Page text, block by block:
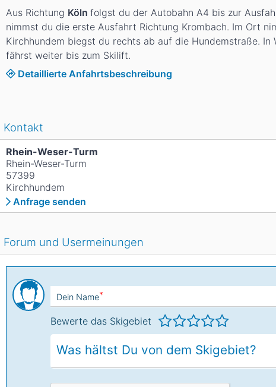
Aus Richtung Köln folgst du der Autobahn A4 bis zur
nimmst du die erste Ausfahrt Richtung Krombach. Im Ort
Kirchhundem biegst du rechts ab auf die Hundemstraße.
fährst weiter bis zum Skilift.
Detaillierte Anfahrtsbeschreibung
Kontakt
Rhein-Weser-Turm
Rhein-Weser-Turm
57399
Kirchhundem
Anfrage senden
Forum und Usermeinungen
Dein Name*
Bewerte das Skigebiet